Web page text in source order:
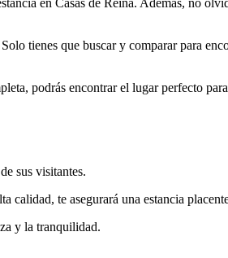
en Casas de Reina. Además, no
tienes que buscar y comparar para
podrás encontrar el lugar perfecto
sus visitantes.
calidad, te asegurará una estancia
y la tranquilidad.